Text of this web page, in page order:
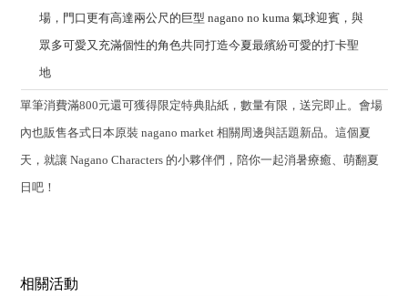
場，門口更有高達兩公尺的巨型 nagano no kuma 氣球迎賓，與
眾多可愛又充滿個性的角色共同打造今夏最繽紛可愛的打卡聖
地
單筆消費滿800元還可獲得限定特典貼紙，數量有限，送完即止。會場
內也販售各式日本原裝 nagano market 相關周邊與話題新品。這個夏
天，就讓 Nagano Characters 的小夥伴們，陪你一起消暑療癒、萌翻夏
日吧！
相關活動